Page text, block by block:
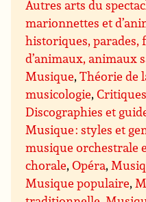
Autres arts du
marionnettes et
historiques, parades,
d’animaux, animaux
Musique,Théorie de
musicologie,
Discographies et
Musique : styles et
musique orchestrale
chorale,Opéra,
Musique populaire,